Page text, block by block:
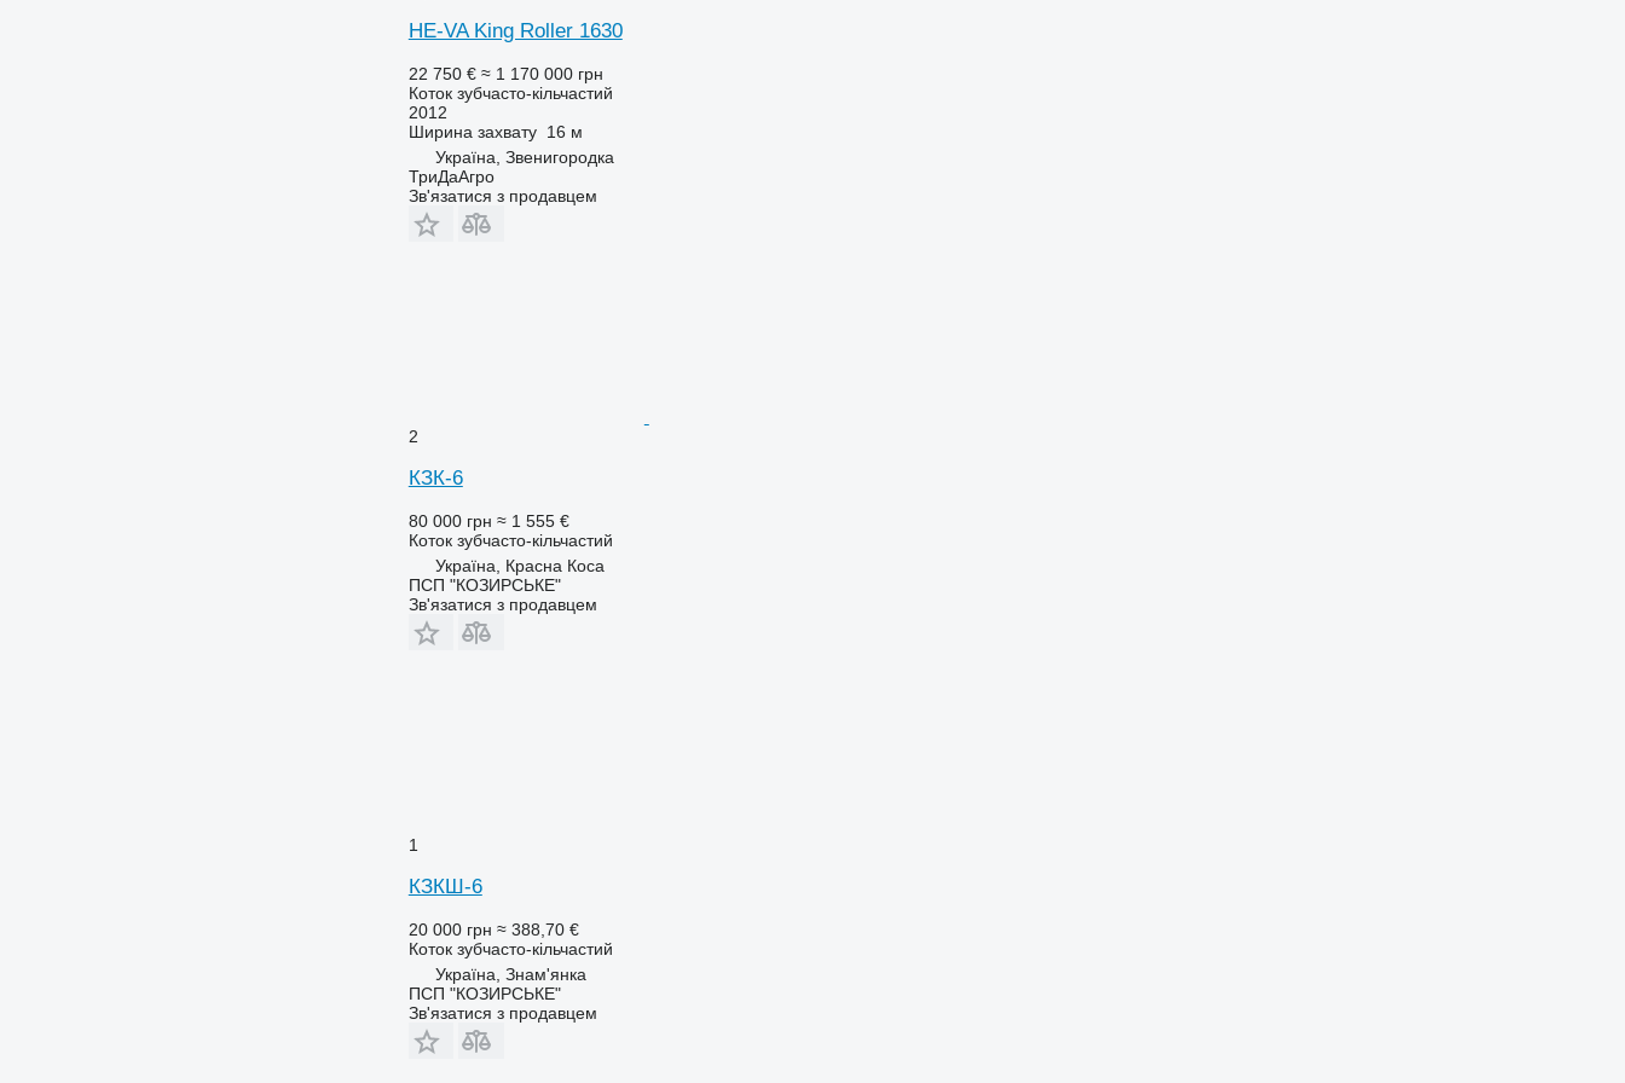
HE-VA King Roller 1630
22 750 € ≈ 1 170 000 грн
Коток зубчасто-кільчастий
2012
Ширина захвату 16 м
Україна, Звенигородка
ТриДаАгро
Зв'язатися з продавцем
2
КЗК-6
80 000 грн ≈ 1 555 €
Коток зубчасто-кільчастий
Україна, Красна Коса
ПСП "КОЗИРСЬКЕ"
Зв'язатися з продавцем
1
КЗКШ-6
20 000 грн ≈ 388,70 €
Коток зубчасто-кільчастий
Україна, Знам'янка
ПСП "КОЗИРСЬКЕ"
Зв'язатися з продавцем